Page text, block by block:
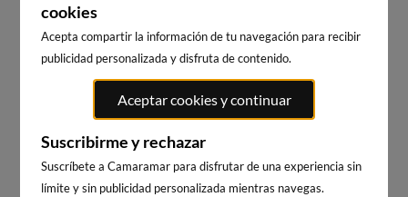
cookies
Acepta compartir la información de tu navegación para recibir
publicidad personalizada y disfruta de contenido.
Aceptar cookies y continuar
Suscribirme y rechazar
Suscríbete a Camaramar para disfrutar de una experiencia sin
límite y sin publicidad personalizada mientras navegas.